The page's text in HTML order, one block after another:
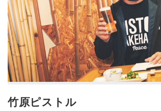
竹原ピストル